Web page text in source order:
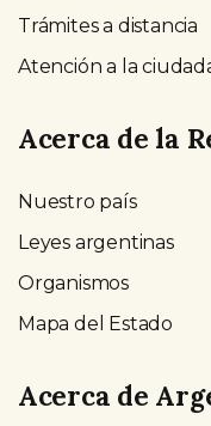
Trámites a distancia
Atención a la
Acerca de la
Nuestro país
Leyes argentinas
Organismos
Mapa del Estado
Acerca de